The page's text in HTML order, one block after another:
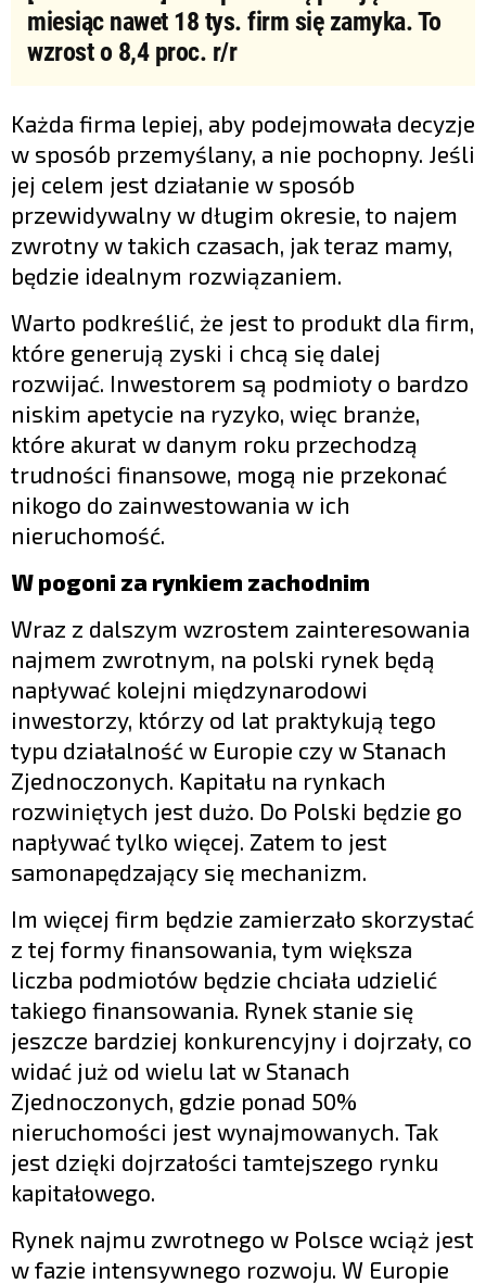
miesiąc nawet 18 tys. firm się zamyka. To
wzrost o 8,4 proc. r/r
Każda firma lepiej, aby podejmowała decyzje
w sposób przemyślany, a nie pochopny. Jeśli
jej celem jest działanie w sposób
przewidywalny w długim okresie, to najem
zwrotny w takich czasach, jak teraz mamy,
będzie idealnym rozwiązaniem.
Warto podkreślić, że jest to produkt dla firm,
które generują zyski i chcą się dalej
rozwijać. Inwestorem są podmioty o bardzo
niskim apetycie na ryzyko, więc branże,
które akurat w danym roku przechodzą
trudności finansowe, mogą nie przekonać
nikogo do zainwestowania w ich
nieruchomość.
W pogoni za rynkiem zachodnim
Wraz z dalszym wzrostem zainteresowania
najmem zwrotnym, na polski rynek będą
napływać kolejni międzynarodowi
inwestorzy, którzy od lat praktykują tego
typu działalność w Europie czy w Stanach
Zjednoczonych. Kapitału na rynkach
rozwiniętych jest dużo. Do Polski będzie go
napływać tylko więcej. Zatem to jest
samonapędzający się mechanizm.
Im więcej firm będzie zamierzało skorzystać
z tej formy finansowania, tym większa
liczba podmiotów będzie chciała udzielić
takiego finansowania. Rynek stanie się
jeszcze bardziej konkurencyjny i dojrzały, co
widać już od wielu lat w Stanach
Zjednoczonych, gdzie ponad 50%
nieruchomości jest wynajmowanych. Tak
jest dzięki dojrzałości tamtejszego rynku
kapitałowego.
Rynek najmu zwrotnego w Polsce wciąż jest
w fazie intensywnego rozwoju. W Europie